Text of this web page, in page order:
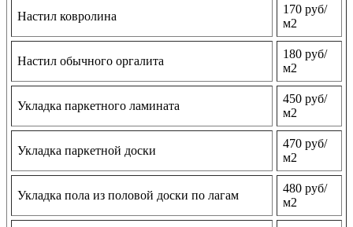
Настил ковролина
170 руб/
м2
Настил обычного оргалита
180 руб/
м2
Укладка паркетного ламината
450 руб/
м2
Укладка паркетной доски
470 руб/
м2
Укладка пола из половой доски по лагам
480 руб/
м2